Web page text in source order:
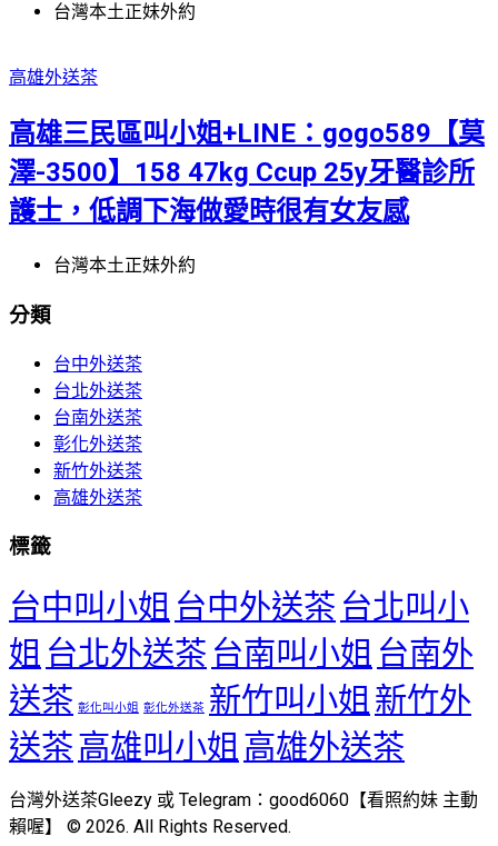
台灣本土正妹外約
高雄外送茶
高雄三民區叫小姐+LINE：gogo589【莫
澤-3500】158 47kg Ccup 25y牙醫診所
護士，低調下海做愛時很有女友感
台灣本土正妹外約
分類
台中外送茶
台北外送茶
台南外送茶
彰化外送茶
新竹外送茶
高雄外送茶
標籤
台中叫小姐 台中外送茶 台北叫小
姐 台北外送茶 台南叫小姐 台南外
送茶 彰化叫小姐 彰化外送茶 新竹叫小姐 新竹外
送茶高雄叫小姐 高雄外送茶
台灣外送茶Gleezy 或 Telegram：good6060【看照約妹 主動
賴喔】 © 2026. All Rights Reserved.